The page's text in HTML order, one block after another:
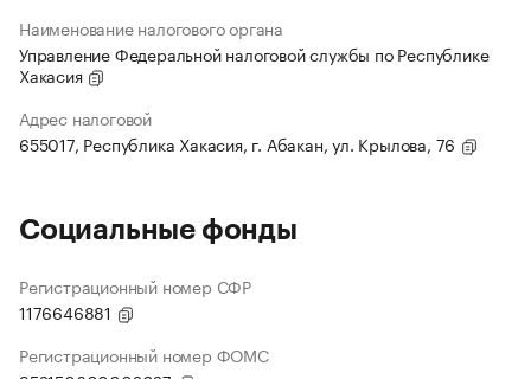
Наименование налогового органа
Управление Федеральной налоговой службы по Республике
Хакасия
Адрес налоговой
655017, Республика Хакасия, г. Абакан, ул. Крылова, 76
Социальные фонды
Регистрационный номер СФР
1176646881
Регистрационный номер ФОМС